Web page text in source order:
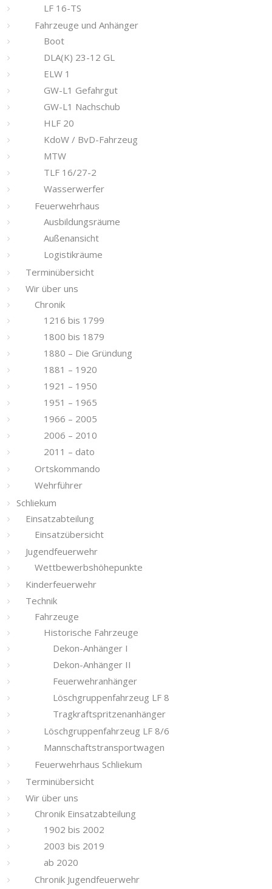
LF 16-TS
Fahrzeuge und Anhänger
Boot
DLA(K) 23-12 GL
ELW 1
GW-L1 Gefahrgut
GW-L1 Nachschub
HLF 20
KdoW / BvD-Fahrzeug
MTW
TLF 16/27-2
Wasserwerfer
Feuerwehrhaus
Ausbildungsräume
Außenansicht
Logistikräume
Terminübersicht
Wir über uns
Chronik
1216 bis 1799
1800 bis 1879
1880 – Die Gründung
1881 – 1920
1921 – 1950
1951 – 1965
1966 – 2005
2006 – 2010
2011 – dato
Ortskommando
Wehrführer
Schliekum
Einsatzabteilung
Einsatzübersicht
Jugendfeuerwehr
Wettbewerbshöhepunkte
Kinderfeuerwehr
Technik
Fahrzeuge
Historische Fahrzeuge
Dekon-Anhänger I
Dekon-Anhänger II
Feuerwehranhänger
Löschgruppenfahrzeug LF 8
Tragkraftspritzenanhänger
Löschgruppenfahrzeug LF 8/6
Mannschaftstransportwagen
Feuerwehrhaus Schliekum
Terminübersicht
Wir über uns
Chronik Einsatzabteilung
1902 bis 2002
2003 bis 2019
ab 2020
Chronik Jugendfeuerwehr